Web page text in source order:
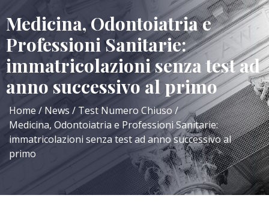
Medicina, Odontoiatria e
Professioni Sanitarie:
immatricolazioni senza test ad
anno successivo al primo
Home News
Test Numero Chiuso
Medicina, Odontoiatria e Professioni Sanitarie:
immatricolazioni senza test ad anno successivo al
primo